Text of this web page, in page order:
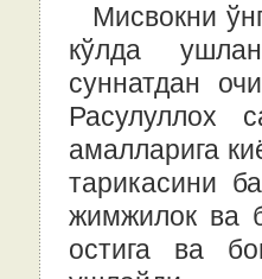
Мисвокни
кўлда
суннатдан
Расулуллох
амалларига
тарикасини
жимжилок ва
остига ва